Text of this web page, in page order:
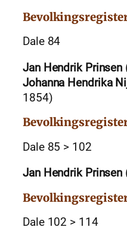
Dale 84
Jan Hendrik Prinsen
Johanna Hendrika
1854)
Bevolkingsregister
Dale 85 > 102
Jan Hendrik Prinsen
Bevolkingsregister
Dale 102 > 114